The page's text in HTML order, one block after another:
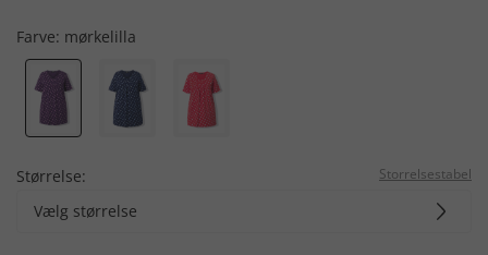
Farve: mørkelilla
Størrelse: Storrelsestabel
Vælg størrelse